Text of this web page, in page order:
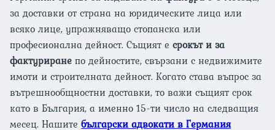
за доставки от страна на юридическите лица или
всяко лице, упражняващо стопанска или
професионална дейност. Същият есрокът и за
фактуриране по дейностите, свързани с недвижимите
имоти и строителната дейност. Когато става въпрос за
вътрешнообщностни доставки, то важи същият срок
като в България, а именно 15-ти число на следващия
месец. Нашитебългарски адвокати в Германия